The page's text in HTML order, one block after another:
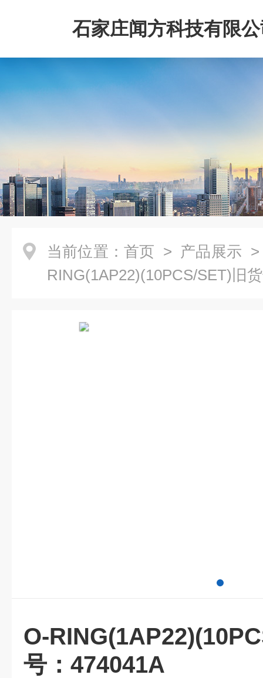
石家庄闻方科技有限
当前位置： 首页 > 产品展示
RING(1AP22)(10PCS/SET)旧
O-
号：474041A